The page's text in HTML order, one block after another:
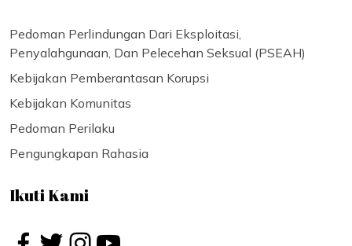
Pedoman Perlindungan Dari Eksploitasi,
Penyalahgunaan, Dan Pelecehan Seksual (PSEAH)
Kebijakan Pemberantasan Korupsi
Kebijakan Komunitas
Pedoman Perilaku
Pengungkapan Rahasia
Ikuti Kami